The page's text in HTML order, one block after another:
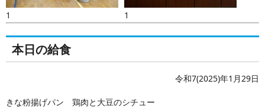
1 1
本日の給食
令和7(2025)年1月29日
きな粉揚げパン 鶏肉と大豆のシチュー